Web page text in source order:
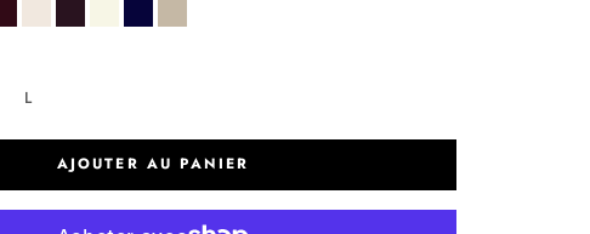
rubismilkfig off white
nightlatte
L
AJOUTER AU PANIER